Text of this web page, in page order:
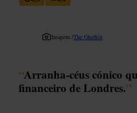
Imagem /The Gherkin
“Arranha-céus cónico
financeiro de Londres.”